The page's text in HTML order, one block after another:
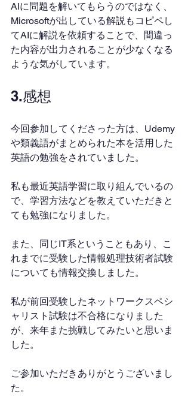
AIに問題を解いてもらうのではなく、
Microsoftが出している解説もコピペし
てAIに解説を依頼することで、間違っ
た内容が出力されることが少なくなる
ような気がしています。
3.感想
今回参加してくださった方は、Udemy
や類義語がまとめられた本を活用した
英語の勉強をされていました。
私も最近英語学習に取り組んでいるの
で、学習方法などを教えていただきと
ても勉強になりました。
また、同じIT系ということもあり、こ
れまでに受験した情報処理技術者試験
についても情報交換しました。
私が前回受験したネットワークスペシ
ャリスト試験は不合格になりました
が、来年また挑戦してみたいと思いま
した。
ご参加いただきありがとうございまし
た。